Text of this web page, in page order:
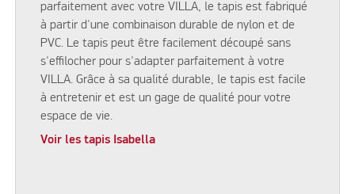
parfaitement avec votre VILLA, le tapis est fabriqué
à partir d'une combinaison durable de nylon et de
PVC. Le tapis peut être facilement découpé sans
s'effilocher pour s'adapter parfaitement à votre
VILLA. Grâce à sa qualité durable, le tapis est facile
à entretenir et est un gage de qualité pour votre
espace de vie.
Voir les tapis Isabella